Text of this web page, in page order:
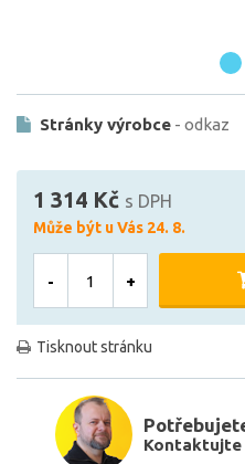
Stránky výrobce - odkaz
1 314 Kč s DPH
Může být u Vás 24. 8.
- +
Tisknout stránku
Kontaktujte